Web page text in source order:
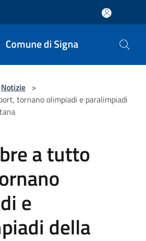
Comune di Signa
Notizie >
tornano olimpiadi e paralimpiadi
a tutto
e
della